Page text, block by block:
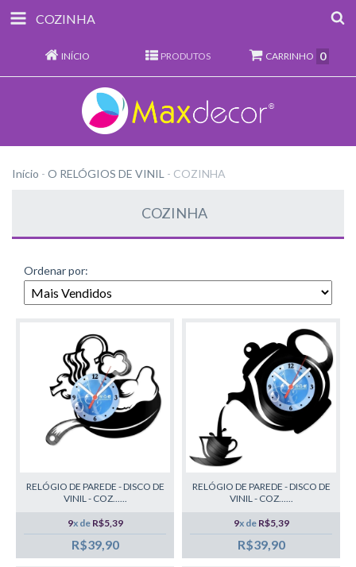
COZINHA
INÍCIO PRODUTOS CARRINHO 0
Início - O RELÓGIOS DE VINIL - COZINHA
COZINHA
Ordenar por:
RELÓGIO DE PAREDE - DISCO DE
VINIL - COZ......
9x de R$5,39
R$39,90
RELÓGIO DE PAREDE - DISCO DE
VINIL - COZ......
9x de R$5,39
R$39,90